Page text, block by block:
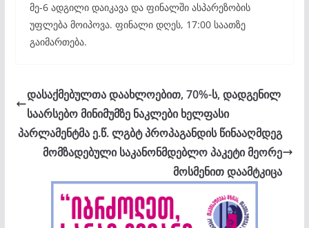
მე-6 ადგილი დაიკავა და ფინალში ასპარეზობის
უფლება მოიპოვა. ფინალი დღეს, 17:00 საათზე
გაიმართება.
დასაქმებულთა დაახლოებით, 70%-ს, დადგენილ
საარსებო მინიმუმზე ნაკლები ხელფასი
პარლამენტმა ე.წ. ლგბტ პროპაგანდის წინააღმდეგ
მომზადებული საკანონმდებლო პაკეტი მეორე
მოსმენით დაამტკიცა